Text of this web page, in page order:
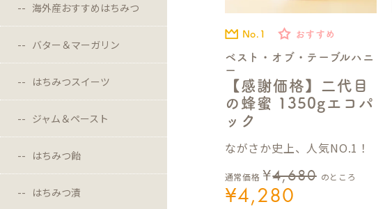
海外産おすすめはちみつ
バター＆マーガリン
はちみつスイーツ
ジャム＆ペースト
はちみつ飴
はちみつ漬
ベスト・オブ・テーブルハニ
ー
【感謝価格】二代目
の蜂蜜 1350gエコパ
ック
No.1 おすすめ
通常価格 ¥4,680 のところ
¥4,280
ながさか史上、人気NO.1！